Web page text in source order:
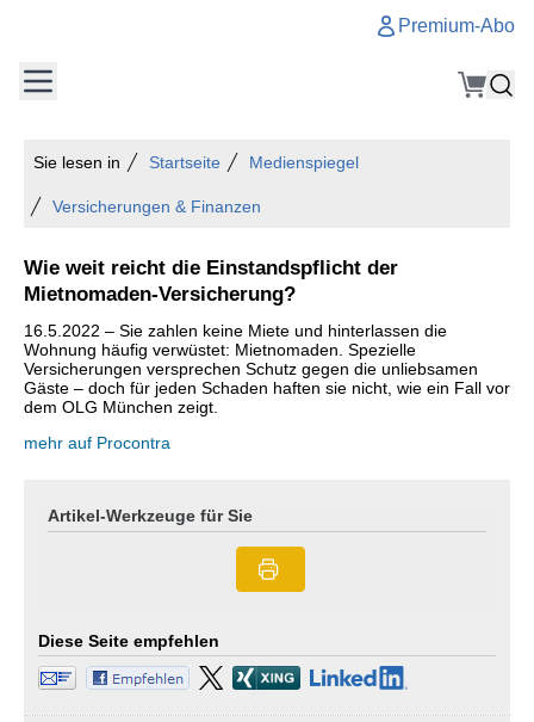
Premium-Abo
Sie lesen in Startseite Medienspiegel
Versicherungen & Finanzen
Wie weit reicht die Einstandspflicht der
Mietnomaden-Versicherung?
16.5.2022 – Sie zahlen keine Miete und hinterlassen die
Wohnung häufig verwüstet: Mietnomaden. Spezielle
Versicherungen versprechen Schutz gegen die unliebsamen
Gäste – doch für jeden Schaden haften sie nicht, wie ein Fall vor
dem OLG München zeigt.
mehr auf Procontra
Artikel-Werkzeuge für Sie
Diese Seite empfehlen